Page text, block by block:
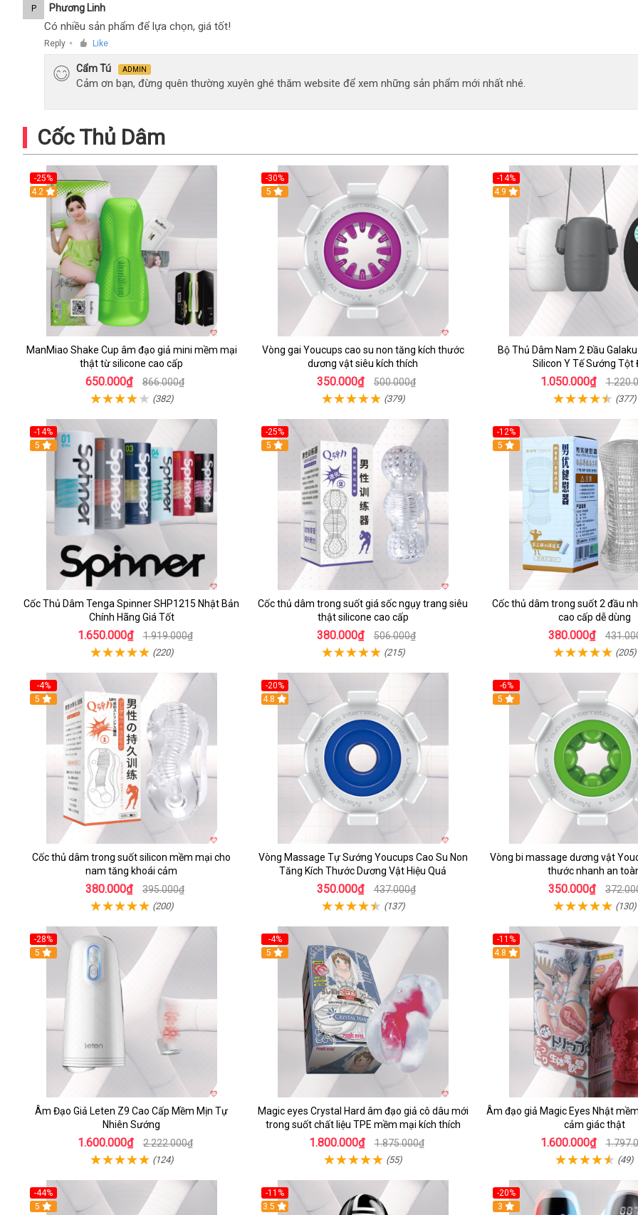
P Phương Linh
Có nhiều sản phẩm để lựa chọn, giá tốt!
Reply ● Like
Cẩm Tú ADMIN
Cảm ơn bạn, đừng quên thường xuyên ghé thăm website để xem những sản phẩm mới nhất nhé.
Cốc Thủ Dâm
-25%
4.2
ManMiao Shake Cup âm đạo giả mini mềm mại
thật từ silicone cao cấp
650.000₫ 866.000₫
(382)
-30%
5
Vòng gai Youcups cao su non tăng kích thước
dương vật siêu kích thích
350.000₫ 500.000₫
(379)
-14%
4.9
Bộ Thủ Dâm Nam 2 Đầu
Silicon Y Tế Sướng Tột
1.050.000₫
(377)
-14%
5
Cốc Thủ Dâm Tenga Spinner SHP1215 Nhật Bản
Chính Hãng Giá Tốt
1.650.000₫ 1.919.000₫
(220)
-25%
5
Cốc thủ dâm trong suốt giá sốc ngụy trang siêu
thật silicone cao cấp
380.000₫ 506.000₫
(215)
-12%
5
Cốc thủ dâm trong suốt 2 đầu
cao cấp dễ dùng
380.000₫
(205)
-4%
5
Cốc thủ dâm trong suốt silicon mềm mại cho
nam tăng khoái cảm
380.000₫ 395.000₫
(200)
-20%
4.8
Vòng Massage Tự Sướng Youcups Cao Su Non
Tăng Kích Thước Dương Vật Hiệu Quả
350.000₫ 437.000₫
(137)
-6%
5
Vòng bi massage dương vật
thước nhanh an
350.000₫
(130)
-28%
5
Âm Đạo Giả Leten Z9 Cao Cấp Mềm Mịn Tự
Nhiên Sướng
1.600.000₫ 2.222.000₫
(124)
-4%
5
Magic eyes Crystal Hard âm đạo giả cô dâu mới
trong suốt chất liệu TPE mềm mại kích thích
1.800.000₫ 1.875.000₫
(55)
-11%
4.8
Âm đạo giả Magic Eyes Nhật
cảm giác thật
1.600.000₫
(49)
-44%
5
-11%
3.5
-20%
3